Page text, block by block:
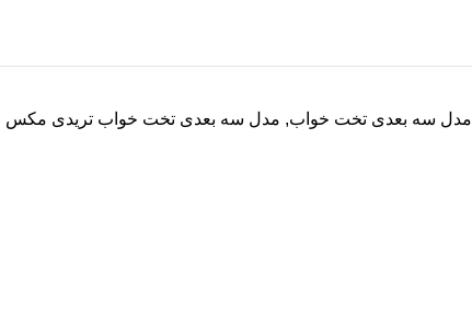
مدل سه بعدی تخت خواب, مدل سه بعدی تخت خواب تریدی مکس